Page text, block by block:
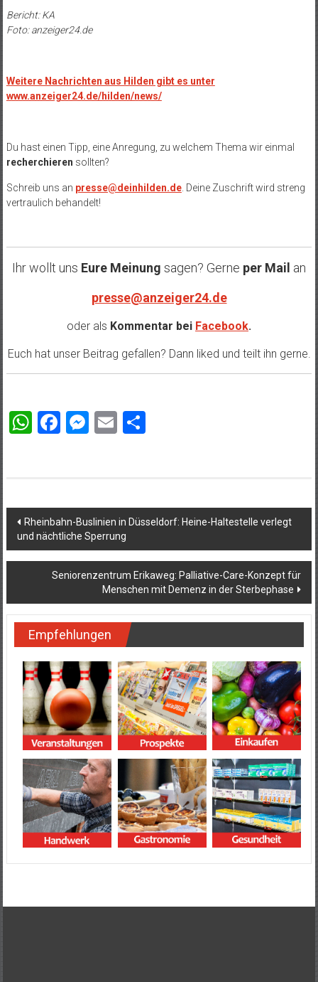
Bericht: KA
Foto: anzeiger24.de
Weitere Nachrichten aus Hilden gibt es unter
www.anzeiger24.de/hilden/news/
Du hast einen Tipp, eine Anregung, zu welchem Thema wir einmal
recherchieren sollten?
Schreib uns an presse@deinhilden.de. Deine Zuschrift wird streng
vertraulich behandelt!
Ihr wollt uns Eure Meinung sagen? Gerne per Mail an
presse@anzeiger24.de
oder als Kommentar bei Facebook.
Euch hat unser Beitrag gefallen? Dann liked und teilt ihn gerne.
WhatsApp
Facebook
Messenger
EmailTeilen
Beitragsnavigation
Rheinbahn-Buslinien in Düsseldorf: Heine-Haltestelle verlegt
und nächtliche Sperrung
Seniorenzentrum Erikaweg: Palliative-Care-Konzept für
Menschen mit Demenz in der Sterbephase
Empfehlungen